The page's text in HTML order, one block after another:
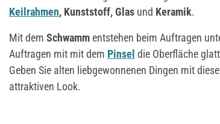
Keilrahmen, Kunststoff, Glas und Keramik.
Mit dem Schwamm entstehen beim Auftragen
Auftragen mit mit dem Pinsel die Oberfläche
Geben Sie alten liebgewonnenen Dingen mit
attraktiven Look.